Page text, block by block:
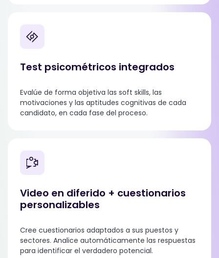
Test psicométricos integrados
Evalúe de forma objetiva las soft skills, las
motivaciones y las aptitudes cognitivas de cada
candidato, en cada fase del proceso.
Video en diferido + cuestionarios
personalizables
Cree cuestionarios adaptados a sus puestos y
sectores. Analice automáticamente las respuestas
para identificar el verdadero potencial.